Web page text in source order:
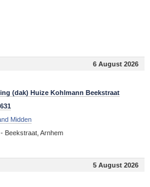
6 August 2026
(dak) Huize Kohlmann Beekstraat
Midden
Beekstraat, Arnhem
5 August 2026